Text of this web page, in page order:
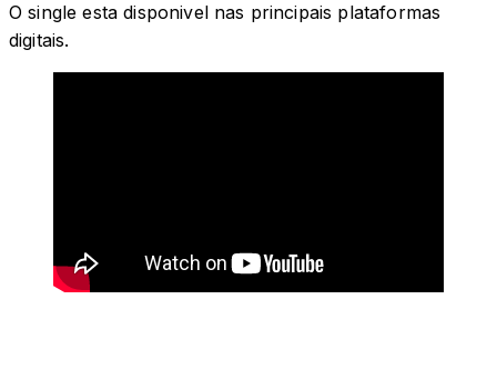
O single esta disponivel nas principais plataformas
digitais.